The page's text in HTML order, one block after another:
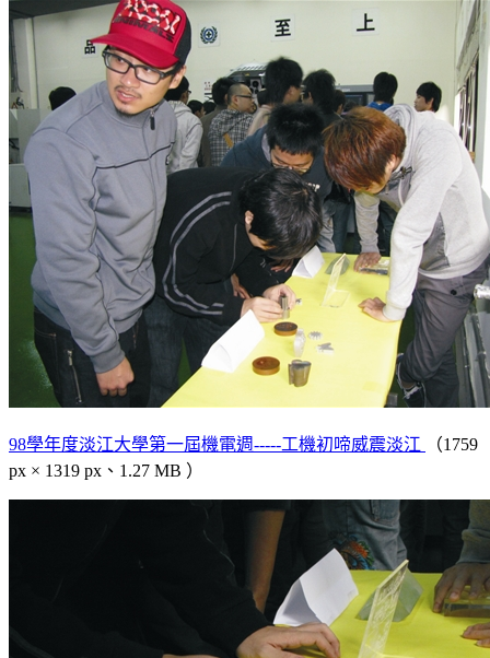
98學年度淡江大學第一屆機電週-----工機初啼威震淡江
（1759
px × 1319 px、1.27 MB ）